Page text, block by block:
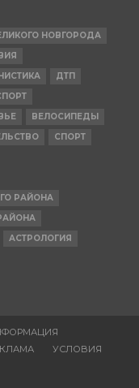
НОВГОРОДА
ДТП
ВЕЛОСИПЕДЫ
СПОРТ
РАЙОНА
АСТРОЛОГИЯ
УСЛОВИЯ